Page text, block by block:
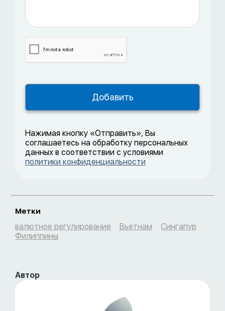
Нажимая кнопку «Отправить», Вы
соглашаетесь на обработку персональных
данных в соответствии с условиями
политики конфиденциальности
Метки
валютное регулирование Вьетнам
Сингапур
Филиппины
Автор